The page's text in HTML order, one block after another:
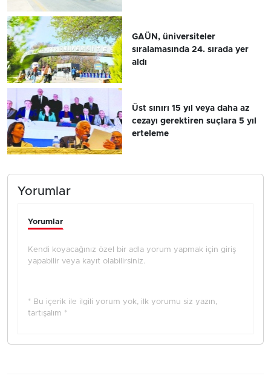
GAÜN, üniversiteler
sıralamasında 24. sırada yer
aldı
Üst sınırı 15 yıl veya daha az
cezayı gerektiren suçlara 5 yıl
erteleme
Yorumlar
Yorumlar
Kendi koyacağınız özel bir adla yorum yapmak için giriş
yapabilir veya kayıt olabilirsiniz.
* Bu içerik ile ilgili yorum yok, ilk yorumu siz yazın,
tartışalım *